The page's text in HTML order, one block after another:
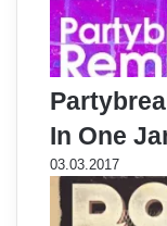
In One
03.03.2017